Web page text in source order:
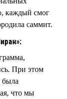
каждый смог
саммит.
При этом
была
что мы